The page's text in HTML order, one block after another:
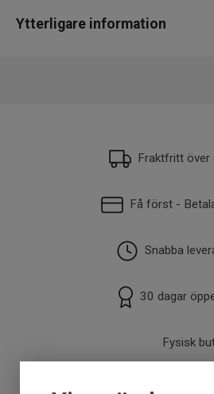
Ytterligare information
Fraktfritt över
Få först -
Snabba
30 dagar
Fysisk